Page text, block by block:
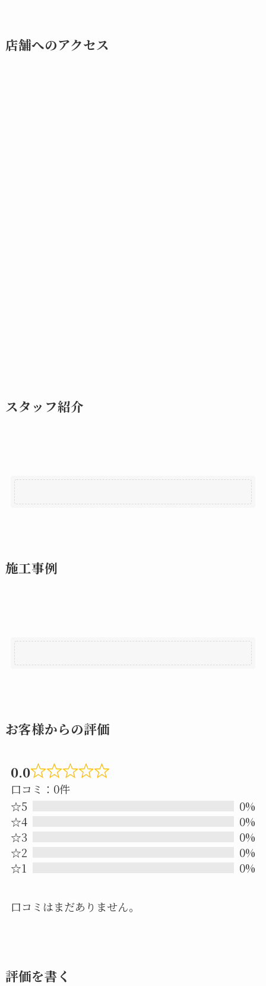
店舗へのアクセス
スタッフ紹介
施工事例
お客様からの評価
0.0
Rated
口コミ：0件
☆5
0%
☆4
0%
☆3
0%
☆2
0%
☆1
0%
口コミはまだありません。
評価を書く